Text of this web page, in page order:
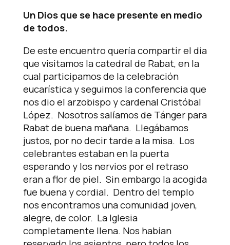
Un Dios que se hace presente en medio
de todos.
De este encuentro quería compartir el día
que visitamos la catedral de Rabat, en la
cual participamos de la celebración
eucarística y seguimos la conferencia que
nos dio el arzobispo y cardenal Cristóbal
López. Nosotros salíamos de Tánger para
Rabat de buena mañana. Llegábamos
justos, por no decir tarde a la misa. Los
celebrantes estaban en la puerta
esperando y los nervios por el retraso
eran a flor de piel. Sin embargo la acogida
fue buena y cordial. Dentro del templo
nos encontramos una comunidad joven,
alegre, de color. La Iglesia
completamente llena. Nos habían